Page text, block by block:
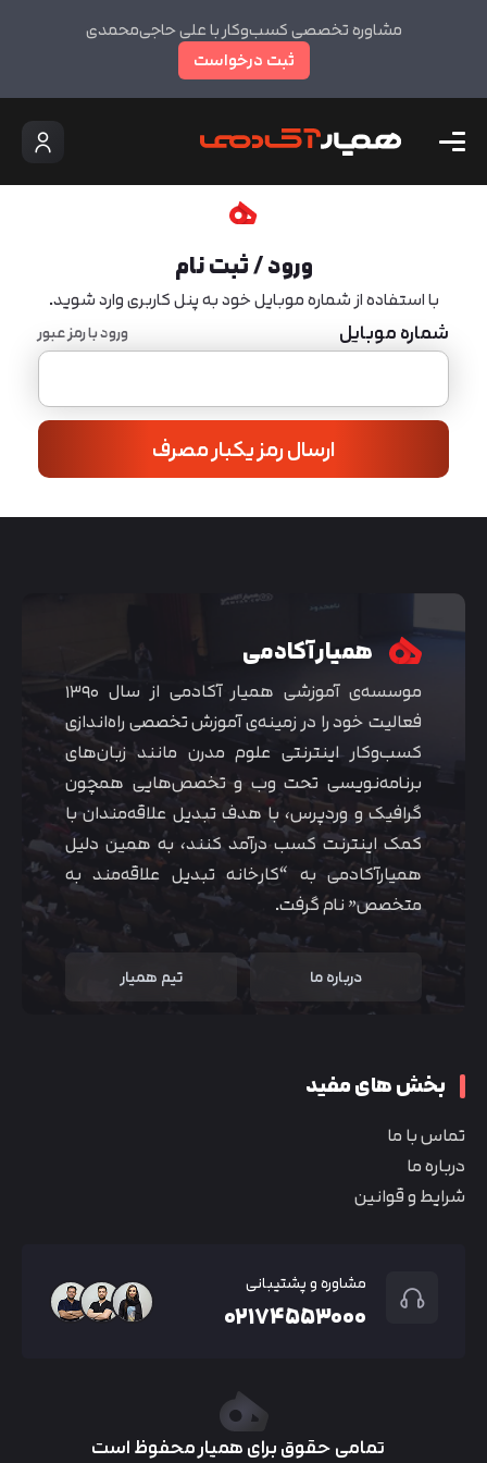
مشاوره تخصصی کسب‌وکار با علی حاجی‌محمدی
ثبت درخواست
ورود / ثبت نام
با استفاده از شماره موبایل خود به پنل کاربری وارد شوید.
شماره موبایل ورود با رمز عبور
ارسال رمز یکبار مصرف
همیار آکادمی
موسسه‌ی آموزشی همیار آکادمی از سال ۱۳۹۰
فعالیت خود را در زمینه‌ی آموزش تخصصی راه‌اندازی
کسب‌و‌کار اینترنتی علوم مدرن مانند زبان‌های
برنامه‌نویسی تحت وب و تخصص‌هایی همچون
گرافیک و وردپرس، با هدف تبدیل علاقه‌مندان با
کمک اینترنت کسب درآمد کنند، به همین دلیل
همیارآکادمی به “کارخانه تبدیل علاقه‌مند به
متخصص” نام گرفت.
درباره ما تیم همیار
بخش های مفید
تماس با ما
درباره ما
شرایط و قوانین
مشاوره و پشتیبانی
۰۲۱۷۴۵۵۳۰۰۰
تمامی حقوق برای همیار محفوظ است
متوجه شدم